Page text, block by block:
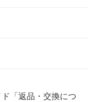
「返品・交換につ